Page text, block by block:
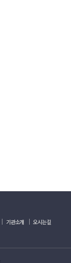
｜ 기관소개 ｜ 오시는길